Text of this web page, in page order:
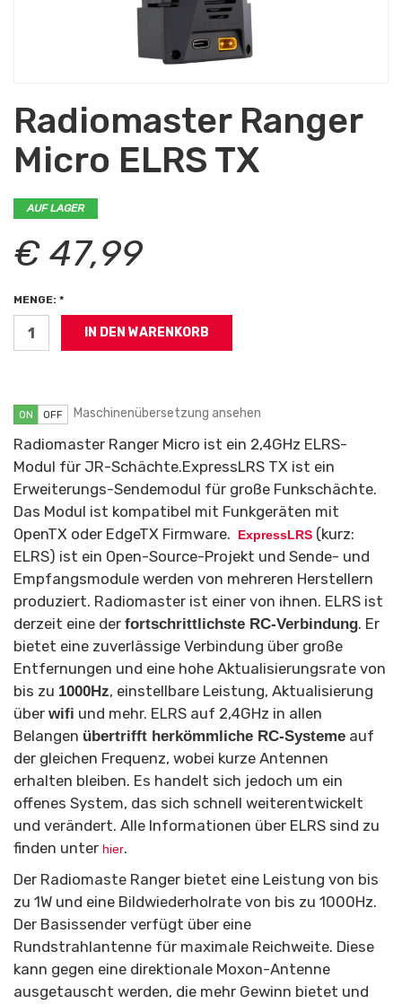
Radiomaster Ranger
Micro ELRS TX
AUF LAGER
€ 47,99
MENGE: *
ON OFF Maschinenübersetzung ansehen
Radiomaster Ranger Micro ist ein 2,4GHz ELRS-
Modul für JR-Schächte.ExpressLRS TX ist ein
Erweiterungs-Sendemodul für große Funkschächte.
Das Modul ist kompatibel mit Funkgeräten mit
OpenTX oder EdgeTX Firmware.
ExpressLRS (kurz:
ELRS) ist ein Open-Source-Projekt und Sende- und
Empfangsmodule werden von mehreren Herstellern
produziert. Radiomaster ist einer von ihnen. ELRS ist
derzeit eine der fortschrittlichste RC-Verbindung. Er
bietet eine zuverlässige Verbindung über große
Entfernungen und eine hohe Aktualisierungsrate von
bis zu 1000Hz, einstellbare Leistung, Aktualisierung
über wifi und mehr. ELRS auf 2,4GHz in allen
Belangen übertrifft herkömmliche RC-Systeme auf
der gleichen Frequenz, wobei kurze Antennen
erhalten bleiben. Es handelt sich jedoch um ein
offenes System, das sich schnell weiterentwickelt
und verändert. Alle Informationen über ELRS sind zu
finden unter hier.
Der Radiomaste Ranger bietet eine Leistung von bis
zu 1W und eine Bildwiederholrate von bis zu 1000Hz.
Der Basissender verfügt über eine
Rundstrahlantenne für maximale Reichweite. Diese
kann gegen eine direktionale Moxon-Antenne
ausgetauscht werden, die mehr Gewinn bietet und